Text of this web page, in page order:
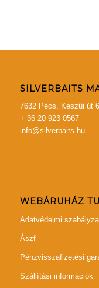
SILVERBAITS
7632 Pécs, Keszüi út
+ 36 20 923 0567
info@silverbaits.hu
WEBÁRUHÁZ
Adatvédelmi
Ászf
Pénzvisszafizetési
Szállítási információk